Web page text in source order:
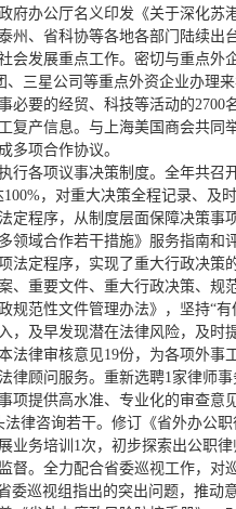
办公厅名义印发《关于深化苏
、省科协等各地各部门陆续
会发展重点工作。密切与重点
三星公司等重点外资企业办理
要的经贸、科技等活动的
复产信息。与上海美国商会共同
多项合作协议。
行各项议事决策制度。全年共召
，对重大决策全程记录、及
定程序，从制度层面保障决策事
域合作若干措施》服务指南和
定程序，实现了重大行政决策
重要文件、重大行政决策、
规范性文件管理办法》，坚持“
及早发现潜在法律风险，及时
律审核意见19份，为各项外事
顾问服务。重新选聘1家律师
提供高水准、专业化的审查意
律咨询若干。修订《省外办公
务培训1次，初步探索出公职律
督。全力配合省委巡视工作，
委巡视组指出的突出问题，推动